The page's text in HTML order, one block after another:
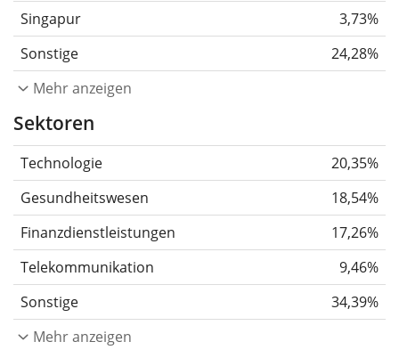
Singapur
3,73%
Sonstige
24,28%
Mehr anzeigen
Sektoren
Technologie
20,35%
Gesundheitswesen
18,54%
Finanzdienstleistungen
17,26%
Telekommunikation
9,46%
Sonstige
34,39%
Mehr anzeigen